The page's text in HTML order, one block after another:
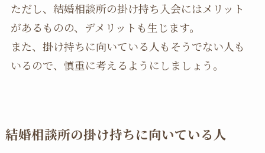
ただし、結婚相談所の掛け持ち入会にはメリット
があるものの、デメリットも生じます。
また、掛け持ちに向いている人もそうでない人も
いるので、慎重に考えるようにしましょう。
結婚相談所の掛け持ちに向いている人